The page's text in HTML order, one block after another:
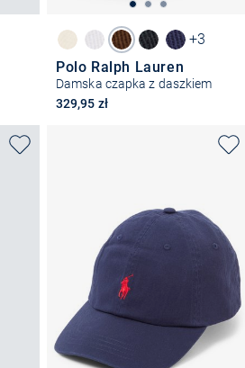
+3
Polo Ralph Lauren
Damska czapka z daszkiem
329,95 zł